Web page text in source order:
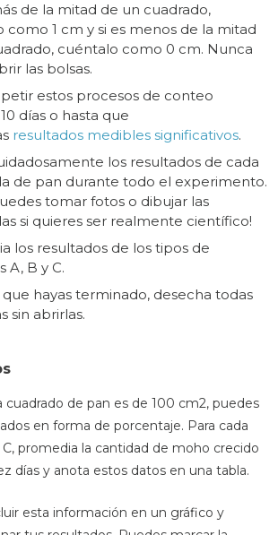
de la mitad de un cuadrado,
como 1 cm y si es menos de la mitad
cuéntalo como 0 cm. Nunca
las bolsas.
estos procesos de conteo
días o hasta que
resultados medibles significativos.
los resultados de cada
de pan durante todo el experimento.
tomar fotos o dibujar las
si quieres ser realmente científico!
los resultados de los tipos de
A, B y C.
que hayas terminado, desecha todas
sin abrirlas.
cuadrado de pan es de 100 cm2, puedes
en forma de porcentaje. Para cada
promedia la cantidad de moho crecido
días y anota estos datos en una tabla.
esta información en un gráfico y